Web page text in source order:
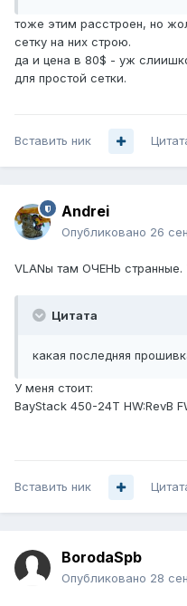
тоже этим расстроен, но
сетку на них строю.
да и цена в 80$ - уж
для простой сетки.
Вставить ник
Andrei
Опубликовано 26
VLANы там ОЧЕНЬ
Цитата
какая последняя
У меня стоит:
BayStack 450-24T HW:RevB
Вставить ник
BorodaSpb
Опубликовано 28